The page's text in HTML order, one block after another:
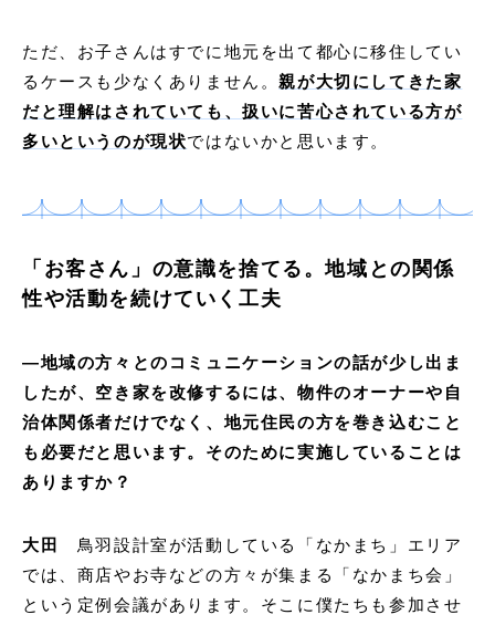
ただ、お子さんはすでに地元を出て都心に移住してい
るケースも少なくありません。親が大切にしてきた家
だと理解はされていても、扱いに苦心されている方が
多いというのが現状ではないかと思います。
「お客さん」の意識を捨てる。地域との関係
性や活動を続けていく工夫
―地域の方々とのコミュニケーションの話が少し出ま
したが、空き家を改修するには、物件のオーナーや自
治体関係者だけでなく、地元住民の方を巻き込むこと
も必要だと思います。そのために実施していることは
ありますか？
大田
鳥羽設計室が活動している「なかまち」エリア
では、商店やお寺などの方々が集まる「なかまち会」
という定例会議があります。そこに僕たちも参加させ